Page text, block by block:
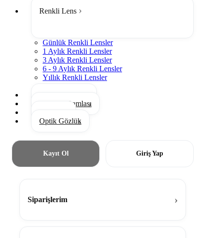
Renkli Lens
Günlük Renkli Lensler
1 Aylık Renkli Lensler
3 Aylık Renkli Lensler
6 - 9 Aylık Renkli Lensler
Yıllık Renkli Lensler
Gözyaşı Damlası
Optik Gözlük
Kayıt Ol Giriş Yap
Siparişlerim